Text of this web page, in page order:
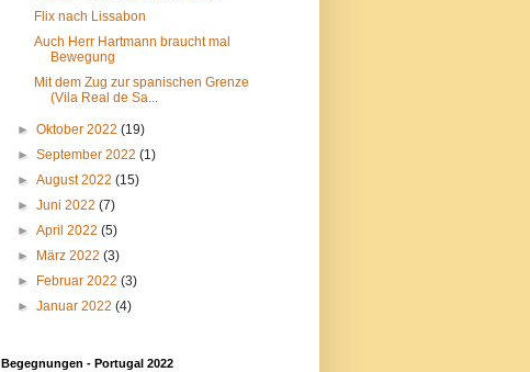
Flix nach Lissabon
Auch Herr Hartmann braucht mal
Bewegung
Mit dem Zug zur spanischen Grenze
(Vila Real de Sa...
►Oktober 2022(19)
►September 2022(1)
►August 2022(15)
►Juni 2022(7)
►April 2022(5)
►
März 2022(3)
►
Februar 2022(3)
►Januar 2022(4)
Begegnungen - Portugal 2022